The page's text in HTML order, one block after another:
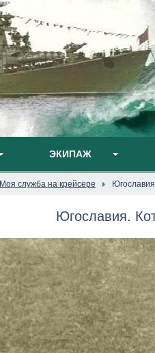
ЭКИПАЖ
Моя служба на крейсере
Югославия.